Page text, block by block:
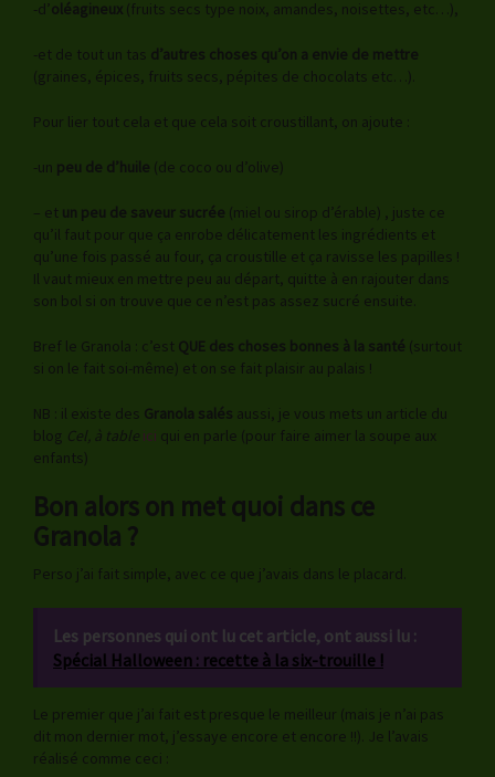
-d’oléagineux (fruits secs type noix, amandes, noisettes, etc…),
-et de tout un tas d’autres choses qu’on a envie de mettre
(graines, épices, fruits secs, pépites de chocolats etc…).
Pour lier tout cela et que cela soit croustillant, on ajoute :
-un peu de d’huile (de coco ou d’olive)
– et un peu de saveur sucrée (miel ou sirop d’érable) , juste ce
qu’il faut pour que ça enrobe délicatement les ingrédients et
qu’une fois passé au four, ça croustille et ça ravisse les papilles !
Il vaut mieux en mettre peu au départ, quitte à en rajouter dans
son bol si on trouve que ce n’est pas assez sucré ensuite.
Bref le Granola : c’est QUE des choses bonnes à la santé (surtout
si on le fait soi-même) et on se fait plaisir au palais !
NB : il existe des Granola salés aussi, je vous mets un article du
blog Cel, à table ici qui en parle (pour faire aimer la soupe aux
enfants)
Bon alors on met quoi dans ce
Granola ?
Perso j’ai fait simple, avec ce que j’avais dans le placard.
Les personnes qui ont lu cet article, ont aussi lu :
Spécial Halloween : recette à la six-trouille !
Le premier que j’ai fait est presque le meilleur (mais je n’ai pas
dit mon dernier mot, j’essaye encore et encore !!). Je l’avais
réalisé comme ceci :